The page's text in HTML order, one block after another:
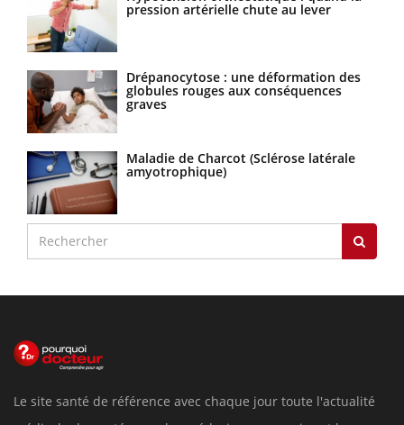
pression artérielle chute au lever
Drépanocytose : une déformation des
globules rouges aux conséquences
graves
Maladie de Charcot (Sclérose latérale
amyotrophique)
Le site santé de référence avec chaque jour toute l'actualité